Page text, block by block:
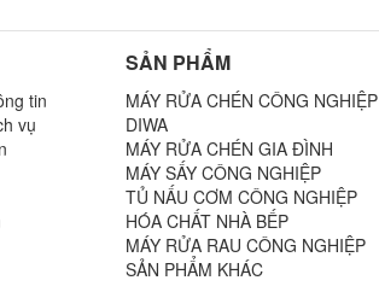
tin
vụ
SẢN PHẨM
MÁY RỬA CHÉN CÔNG NGHIỆP
DIWA
MÁY RỬA CHÉN GIA ĐÌNH
MÁY SẤY CÔNG NGHIỆP
TỦ NẤU CƠM CÔNG NGHIỆP
HÓA CHẤT NHÀ BẾP
MÁY RỬA RAU CÔNG NGHIỆP
SẢN PHẨM KHÁC